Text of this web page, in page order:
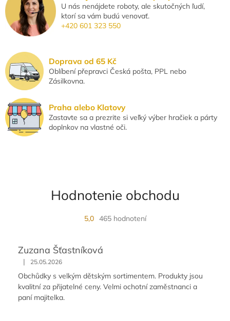
d
a
c
p
r
v
v
ý
p
U nás nenájdete roboty, ale skutočných ľudí,
ktorí sa vám budú venovať.
+420 601 323 550
Doprava od 65 Kč
Oblíbení přepravci Česká pošta, PPL nebo
Zásilkovna.
Praha alebo Klatovy
Zastavte sa a prezrite si veľký výber hračiek a párty
doplnkov na vlastné oči.
Hodnotenie obchodu
5,0 465 hodnotení
Zuzana Šťastníková
| 25.05.2026
Obchůdky s velkým dětským sortimentem. Produkty jsou
kvalitní za přijatelné ceny. Velmi ochotní zaměstnanci a
paní majitelka.